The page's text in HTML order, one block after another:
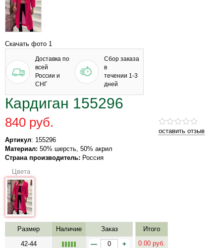
Скачать фото 1
Доставка по
всей
России и
СНГ
Сбор заказа
в
течении 1-3
дней
Кардиган 155296
оставить отзыв
840 руб.
Артикул: 155296
Материал: 50% шерсть, 50% акрил
Страна производитель: Россия
Цвета
Размер Наличие
Заказ
42-44
— +
Итого
0.00 руб.